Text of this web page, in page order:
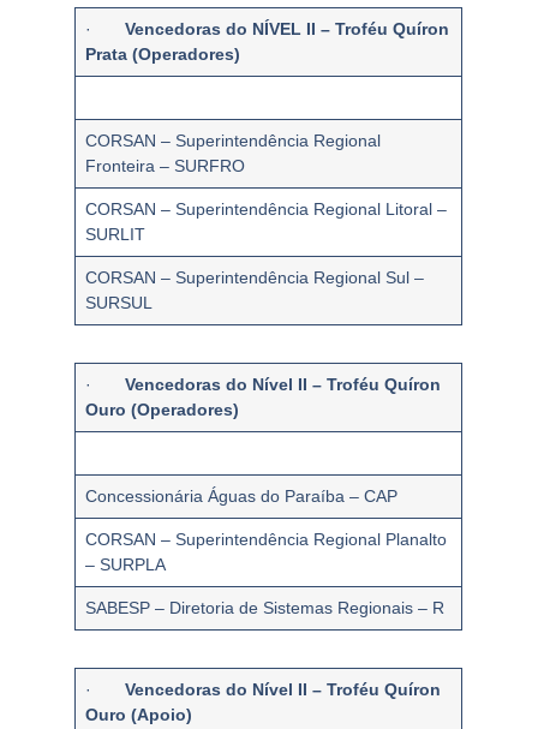
· Vencedoras do NÍVEL II – Troféu Quíron
Prata (Operadores)
CORSAN – Superintendência Regional
Fronteira – SURFRO
CORSAN – Superintendência Regional Litoral –
SURLIT
CORSAN – Superintendência Regional Sul –
SURSUL
· Vencedoras do Nível II – Troféu Quíron
Ouro (Operadores)
Concessionária Águas do Paraíba – CAP
CORSAN – Superintendência Regional Planalto
– SURPLA
SABESP – Diretoria de Sistemas Regionais – R
· Vencedoras do Nível II – Troféu Quíron
Ouro (Apoio)